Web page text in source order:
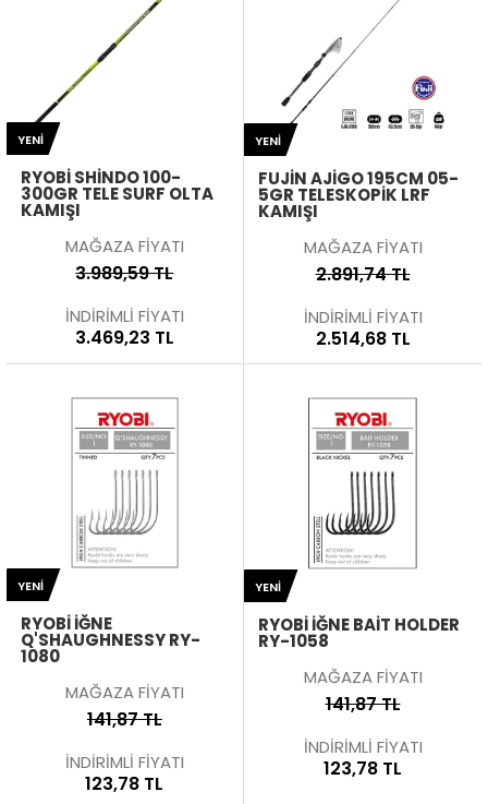
RYOBI SHINDO 100-
300GR TELE SURF OLTA
KAMIŞI
MAĞAZA FİYATI
3.989,59 TL
İNDİRİMLİ FİYATI
3.469,23 TL
YENI
FUJIN AJIGO 195CM 05-
5GR TELESKOPIK LRF
KAMIŞI
MAĞAZA FİYATI
2.891,74 TL
İNDİRİMLİ FİYATI
2.514,68 TL
YENI
RYOBI İĞNE
Q'SHAUGHNESSY RY-
1080
MAĞAZA FİYATI
141,87 TL
İNDİRİMLİ FİYATI
123,78 TL
YENI
RYOBI İĞNE BAIT HOLDER
RY-1058
MAĞAZA FİYATI
141,87 TL
İNDİRİMLİ FİYATI
123,78 TL
YENI